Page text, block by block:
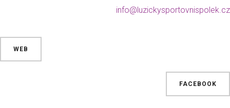
info@luzickysportovnispolek.cz
WEB
FACEBOOK